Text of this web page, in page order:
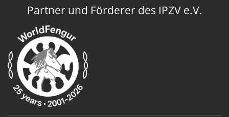
Partner und Förderer des IPZV e.V.